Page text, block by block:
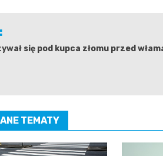
się pod kupca złomu przed
TEMATY